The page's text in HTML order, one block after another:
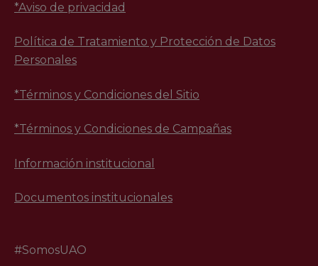
*Aviso de privacidad
Política de Tratamiento y Protección de Datos
Personales
*Términos y Condiciones del Sitio
*Términos y Condiciones de Campañas
Información institucional
Documentos institucionales
#SomosUAO